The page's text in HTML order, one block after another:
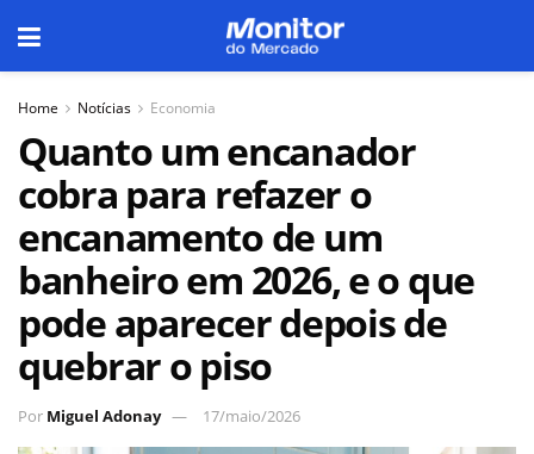
Home Notícias Economia
Quanto um encanador
cobra para refazer o
encanamento de um
banheiro em 2026, e o que
pode aparecer depois de
quebrar o piso
Por Miguel Adonay 17/maio/2026